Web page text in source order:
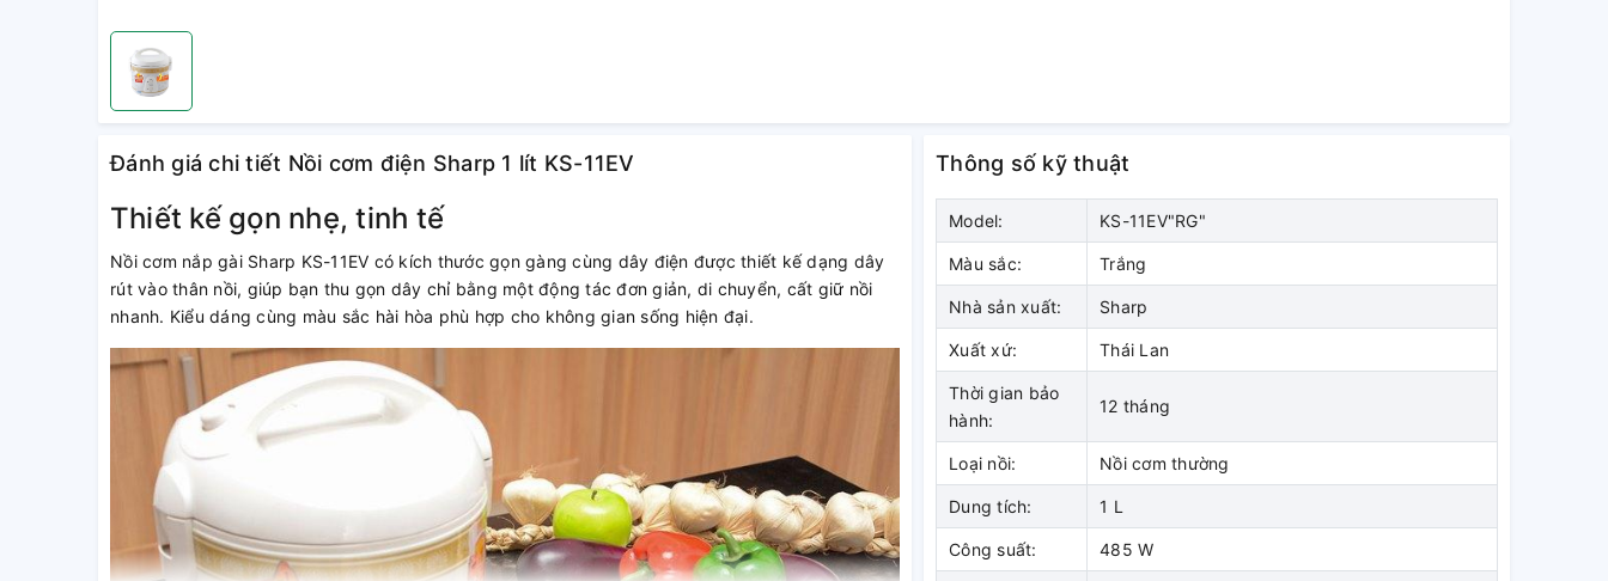
Đánh giá chi tiết Nồi cơm điện Sharp 1 lít KS-11EV
Thiết kế gọn nhẹ, tinh tế
Nồi cơm nắp gài Sharp KS-11EV có kích thước gọn gàng cùng dây điện được thiết kế dạng dây
rút vào thân nồi, giúp bạn thu gọn dây chỉ bằng một động tác đơn giản, di chuyển, cất giữ nồi
nhanh. Kiểu dáng cùng màu sắc hài hòa phù hợp cho không gian sống hiện đại.
Thông số kỹ thuật
Model: KS-11EV"RG"
Màu sắc: Trắng
Nhà sản xuất: Sharp
Xuất xứ: Thái Lan
Thời gian bảo
hành:
12 tháng
Loại nồi: Nồi cơm thường
Dung tích: 1 L
Công suất: 485 W